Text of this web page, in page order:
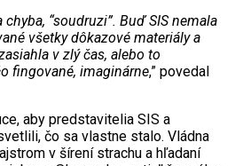
“soudruzi”. Buď SIS nemala
všetky dôkazové materiály a
v zlý čas, alebo to
fingované, imaginárne,” povedal
aby predstavitelia SIS a
čo sa vlastne stalo. Vládna
v šírení strachu a hľadaní